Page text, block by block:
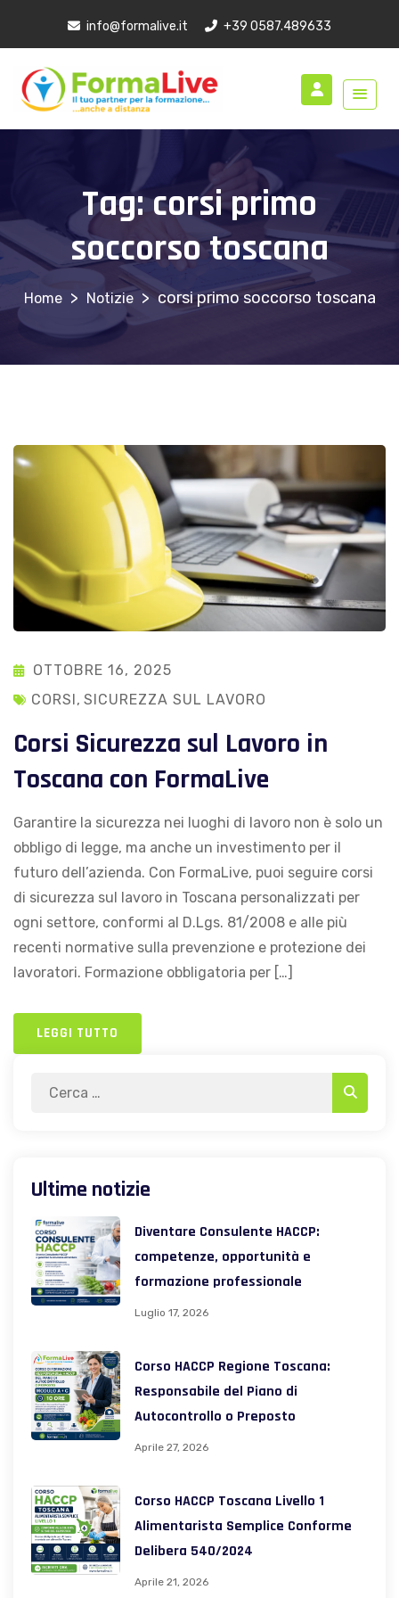
info@formalive.it +39 0587.489633
Tag:corsi primo
soccorso toscana
> Notizie > corsi primo soccorso toscana
OTTOBRE 16, 2025
CORSI , SICUREZZA SUL LAVORO
Corsi Sicurezza sul Lavoro in
Toscana con FormaLive
Garantire la sicurezza nei luoghi di lavoro non è solo un
obbligo di legge, ma anche un investimento per il
futuro dell’azienda. Con FormaLive, puoi seguire corsi
di sicurezza sul lavoro in Toscana personalizzati per
ogni settore, conformi al D.Lgs. 81/2008 e alle più
recenti normative sulla prevenzione e protezione dei
lavoratori. Formazione obbligatoria per […]
LEGGI TUTTO
Search
Search
Ultime notizie
Diventare Consulente HACCP:
competenze, opportunità e
formazione professionale
Luglio 17, 2026
Corso HACCP Regione Toscana:
Responsabile del Piano di
Autocontrollo o Preposto
Aprile 27, 2026
Corso HACCP Toscana Livello 1
Alimentarista Semplice Conforme
Delibera 540/2024
Aprile 21, 2026